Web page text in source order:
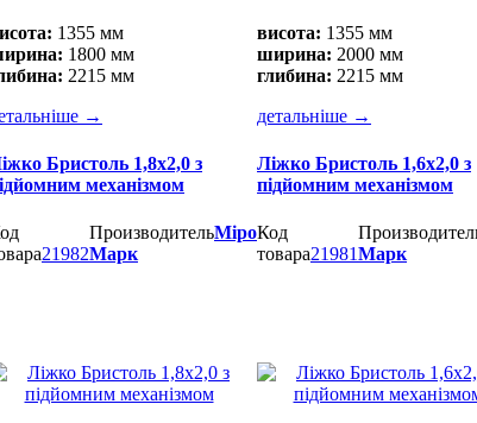
1355 мм
1800 мм
2215 мм
→
висота: 1355 мм
ширина: 2000 мм
глибина: 2215 мм
детальніше →
Бристоль 1,8х2,0 з
механізмом
21982
ПроизводительМіро
Марк
Ліжко Бристоль 1,6х2,0 з
підйомним механізмом
Код
товара21981Марк